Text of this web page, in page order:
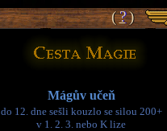
(?)
(?)
Mágův učeň
do 12. dne sešli kouzlo se silou 200+
v 1. 2. 3. nebo K lize